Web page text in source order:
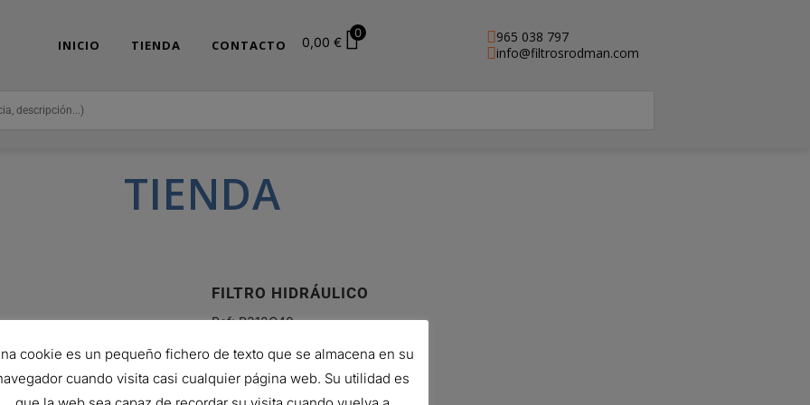
965 038 797
info@filtrosrodman.com
INICIO TIENDA CONTACTO 0,00 €
0
TIENDA
FILTRO HIDRÁULICO
Ref: R312G40
300,30 €
Hay existencias (puede reservarse)
cookie es un pequeño fichero de texto que se almacena en su
cuando visita casi cualquier página web. Su utilidad es